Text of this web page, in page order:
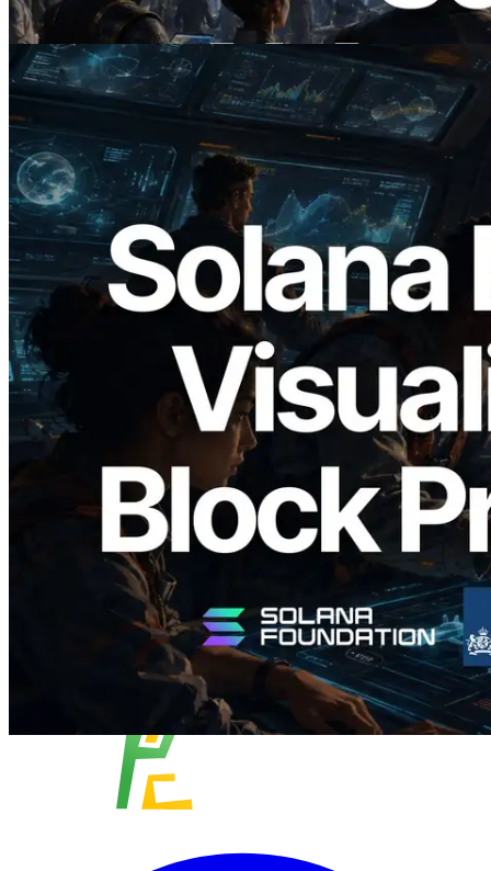
Đọc bài viết này
2026.05.24
Validators Solutions ra mắt Solana Block
Analyzer — Trực quan hóa thời gian tạo
block và validator phụ trách theo từng
slot
Đọc bài viết này